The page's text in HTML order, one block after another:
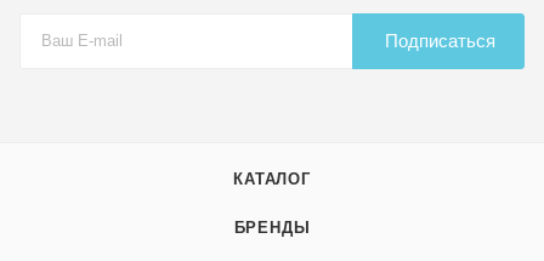
Подписаться
КАТАЛОГ
БРЕНДЫ